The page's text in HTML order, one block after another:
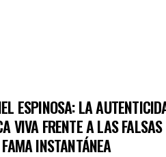
ESPINOSA: LA
VIVA FRENTE A LAS
INSTANTÁNEA